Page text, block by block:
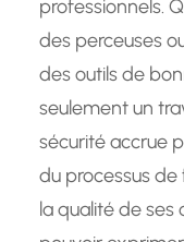
professionnels.
des perceuses
des outils de
seulement un
sécurité accrue
du processus
la qualité de ses